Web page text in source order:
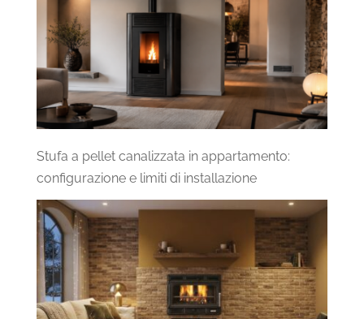
Stufa a pellet canalizzata in appartamento:
configurazione e limiti di installazione